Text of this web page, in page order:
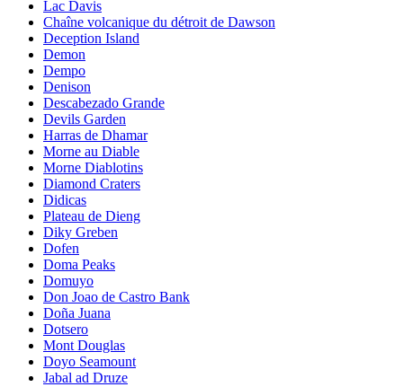
Lac Davis
Chaîne volcanique du détroit de Dawson
Deception Island
Demon
Dempo
Denison
Descabezado Grande
Devils Garden
Harras de Dhamar
Morne au Diable
Morne Diablotins
Diamond Craters
Didicas
Plateau de Dieng
Diky Greben
Dofen
Doma Peaks
Domuyo
Don Joao de Castro Bank
Doña Juana
Dotsero
Mont Douglas
Doyo Seamount
Jabal ad Druze